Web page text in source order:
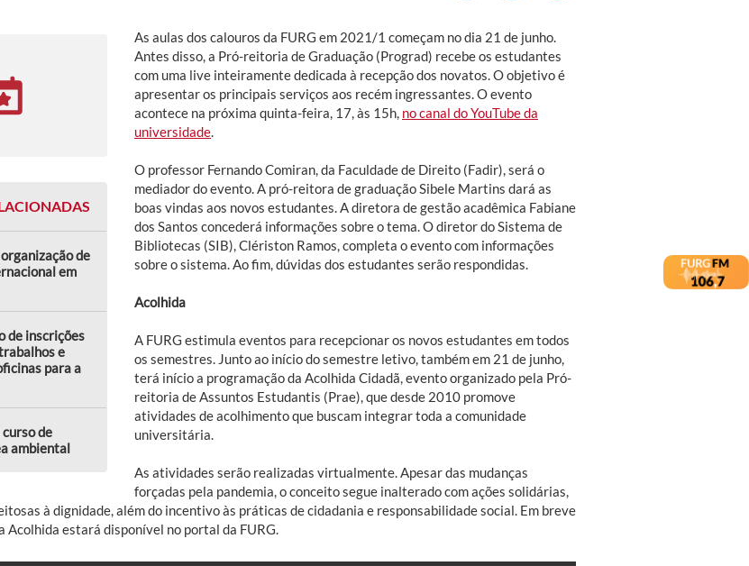
As aulas dos calouros da FURG em 2021/1 começam no dia 21 de junho.
Antes disso, a Pró-reitoria de Graduação (Prograd) recebe os estudantes
com uma live inteiramente dedicada à recepção dos novatos. O objetivo é
apresentar os principais serviços aos recém ingressantes. O evento
acontece na próxima quinta-feira, 17, às 15h, no canal do YouTube da
universidade
de
em
de inscrições
e
para a
de
ambiental
O professor Fernando Comiran, da Faculdade de Direito (Fadir), será o
mediador do evento. A pró-reitora de graduação Sibele Martins dará as
boas vindas aos novos estudantes. A diretora de gestão acadêmica Fabiane
dos Santos concederá informações sobre o tema. O diretor do Sistema de
Bibliotecas (SIB), Clériston Ramos, completa o evento com informações
sobre o sistema. Ao fim, dúvidas dos estudantes serão respondidas.
Acolhida
A FURG estimula eventos para recepcionar os novos estudantes em todos
os semestres. Junto ao início do semestre letivo, também em 21 de junho,
terá início a programação da Acolhida Cidadã, evento organizado pela Pró-
reitoria de Assuntos Estudantis (Prae), que desde 2010 promove
atividades de acolhimento que buscam integrar toda a comunidade
universitária.
As atividades serão realizadas virtualmente. Apesar das mudanças
forçadas pela pandemia, o conceito segue inalterado com ações solidárias,
à dignidade, além do incentivo às práticas de cidadania e responsabilidade social. Em breve
Acolhida estará disponível no portal da FURG.